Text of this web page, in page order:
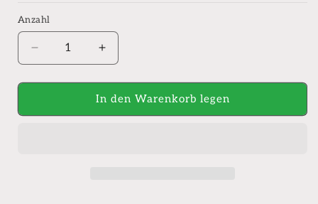
Anzahl
Anzahl
Verringere
die
Menge
hansgrohe
Erhöhe
die
Menge
für
hansgrohe
In den Warenkorb legen